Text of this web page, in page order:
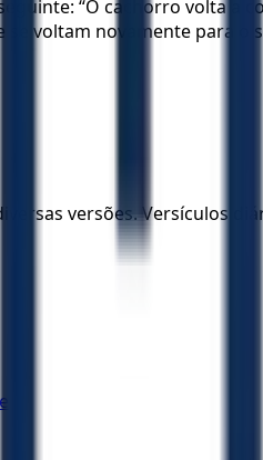
“O cachorro volta a
se voltam novamente para o
versões. Versículos